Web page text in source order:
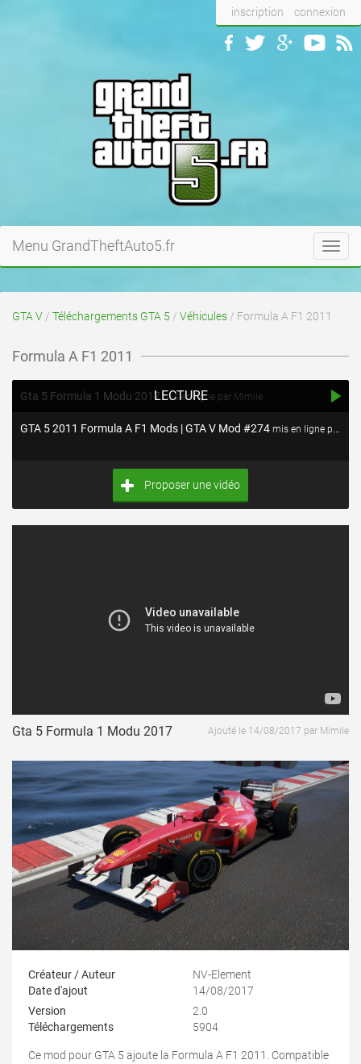
inscription connexion
Menu GrandTheftAuto5.fr
GTA V / Téléchargements GTA 5 / Véhicules / Formula A F1 2011
Formula A F1 2011
Gta 5 Formula 1 Modu 2017 mis en ligne par Mimile
LECTURE
GTA 5 2011 Formula A F1 Mods | GTA V Mod #274 mis en ligne par 6x8hours
Proposer une vidéo
Gta 5 Formula 1 Modu 2017 Ajouté le 14/08/2017 par Mimile
Créateur / Auteur
NV-Element
Date d'ajout
14/08/2017
Version
2.0
Téléchargements
5904
Ce mod pour GTA 5 ajoute la Formula A F1 2011. Compatible